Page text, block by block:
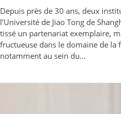
Depuis près de 30 ans, deux
l’Université de Jiao Tong de
tissé un partenariat exemplaire,
fructueuse dans le domaine de la
notamment au sein du...